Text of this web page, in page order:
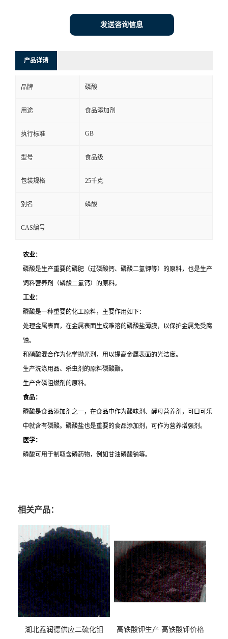
发送咨询信息
产品详请
品牌 磷酸
用途 食品添加剂
执行标准 GB
型号 食品级
包装规格 25千克
别名 磷酸
CAS编号
农业：
磷酸是生产重要的磷肥（过磷酸钙、磷酸二氢钾等）的原料，也是生产
饲料营养剂（磷酸二氢钙）的原料。
工业：
磷酸是一种重要的化工原料，主要作用如下：
处理金属表面，在金属表面生成难溶的磷酸盐薄膜，以保护金属免受腐
蚀。
和硝酸混合作为化学抛光剂，用以提高金属表面的光洁度。
生产洗涤用品、杀虫剂的原料磷酸酯。
生产含磷阻燃剂的原料。
食品：
磷酸是食品添加剂之一，在食品中作为酸味剂、酵母营养剂，可口可乐
中就含有磷酸。磷酸盐也是重要的食品添加剂，可作为营养增强剂。
医学：
磷酸可用于制取含磷药物，例如甘油磷酸钠等。
相关产品：
湖北鑫润德供应二硫化钼 高铁酸钾生产 高铁酸钾价格